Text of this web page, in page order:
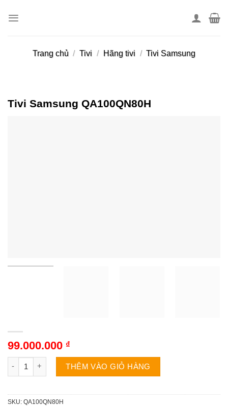
Trang chủ / Tivi / Hãng tivi / Tivi Samsung
Tivi Samsung QA100QN80H
99.000.000 ₫
Tivi Samsung QA100QN80H số lượng
THÊM VÀO GIỎ HÀNG
SKU: QA100QN80H